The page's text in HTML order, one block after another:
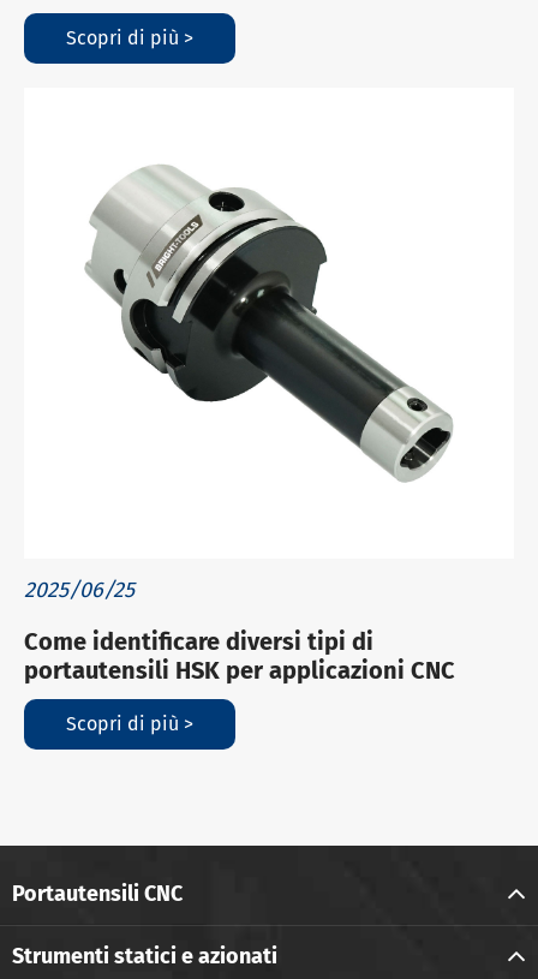
Scopri di più >
2025/06/25
Come identificare diversi tipi di
portautensili HSK per applicazioni CNC
Scopri di più >
Portautensili CNC
Strumenti statici e azionati